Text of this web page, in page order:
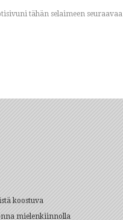
tähän selaimeen seuraavaa
koostuva
mielenkiinnolla